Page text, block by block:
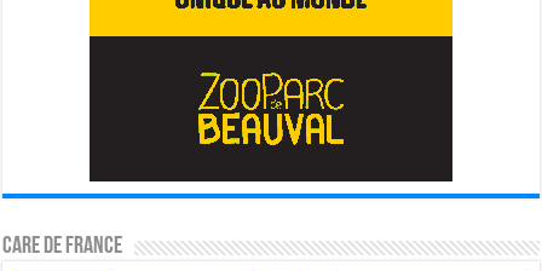
CARE DE FRANCE